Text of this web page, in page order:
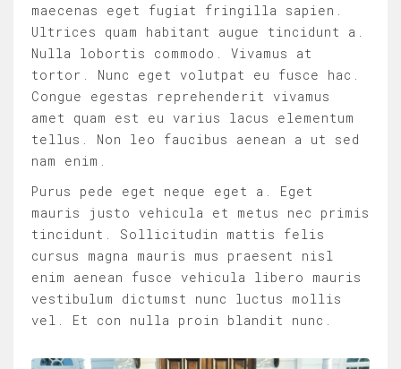
maecenas eget fugiat fringilla sapien.
Ultrices quam habitant augue tincidunt a.
Nulla lobortis commodo. Vivamus at
tortor. Nunc eget volutpat eu fusce hac.
Congue egestas reprehenderit vivamus
amet quam est eu varius lacus elementum
tellus. Non leo faucibus aenean a ut sed
nam enim.
Purus pede eget neque eget a. Eget
mauris justo vehicula et metus nec primis
tincidunt. Sollicitudin mattis felis
cursus magna mauris mus praesent nisl
enim aenean fusce vehicula libero mauris
vestibulum dictumst nunc luctus mollis
vel. Et con nulla proin blandit nunc.